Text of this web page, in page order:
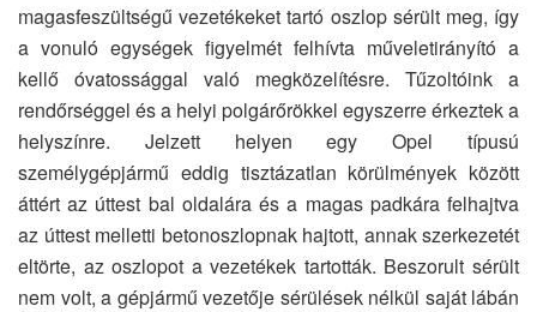
magasfeszültségű vezetékeket tartó oszlop sérült meg, így
a vonuló egységek figyelmét felhívta műveletirányító a
kellő óvatossággal való megközelítésre. Tűzoltóink a
rendőrséggel és a helyi polgárőrökkel egyszerre érkeztek a
helyszínre. Jelzett helyen egy Opel típusú
személygépjármű eddig tisztázatlan körülmények között
áttért az úttest bal oldalára és a magas padkára felhajtva
az úttest melletti betonoszlopnak hajtott, annak szerkezetét
eltörte, az oszlopot a vezetékek tartották. Beszorult sérült
nem volt, a gépjármű vezetője sérülések nélkül saját lábán